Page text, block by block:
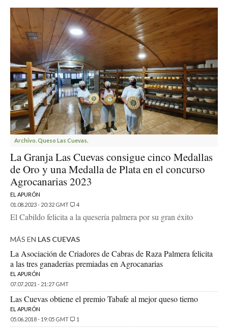
Archivo. Queso Las Cuevas.
La Granja Las Cuevas consigue cinco Medallas
de Oro y una Medalla de Plata en el concurso
Agrocanarias 2023
EL APURÓN
01.08.2023 - 20:32 GMT
4
El Cabildo felicita a la quesería palmera por su gran éxito
MÁS EN LAS CUEVAS
La Asociación de Criadores de Cabras de Raza Palmera felicita
a las tres ganaderías premiadas en Agrocanarias
EL APURÓN
07.07.2021 - 21:27 GMT
Las Cuevas obtiene el premio Tabafe al mejor queso tierno
EL APURÓN
05.06.2018 - 19:05 GMT
1